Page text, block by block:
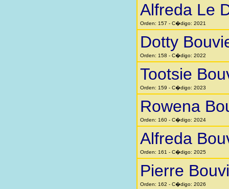
Alfreda Le
Orden: 157 - C�digo: 2021
Dotty
Orden: 158 - C�digo: 2022
Tootsie
Orden: 159 - C�digo: 2023
Rowena
Orden: 160 - C�digo: 2024
Alfreda
Orden: 161 - C�digo: 2025
Pierre
Orden: 162 - C�digo: 2026